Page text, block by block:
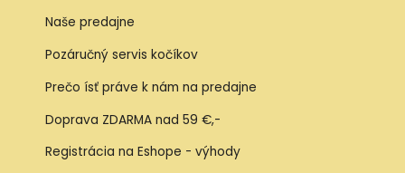
Naše predajne
Pozáručný servis kočíkov
Prečo ísť práve k nám na predajne
Doprava ZDARMA nad 59 €,-
Registrácia na Eshope - výhody